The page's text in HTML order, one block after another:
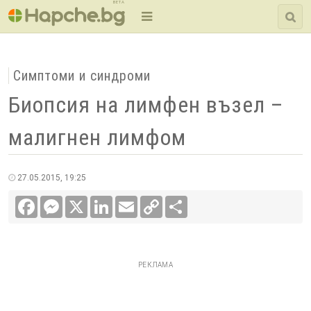
BETA
Симптоми и синдроми
Биопсия на лимфен възел –
малигнен лимфом
27.05.2015, 19:25
FacebookMessenger LinkedInEmail
Copy
Link
РЕКЛАМА